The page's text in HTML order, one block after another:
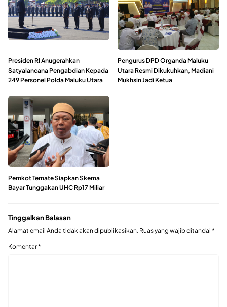
Presiden RI Anugerahkan
Satyalancana Pengabdian Kepada
249 Personel Polda Maluku Utara
Pengurus DPD Organda Maluku
Utara Resmi Dikukuhkan, Madiani
Mukhsin Jadi Ketua
Pemkot Ternate Siapkan Skema
Bayar Tunggakan UHC Rp17 Miliar
Tinggalkan Balasan
Alamat email Anda tidak akan dipublikasikan. Ruas yang wajib ditandai *
Komentar*